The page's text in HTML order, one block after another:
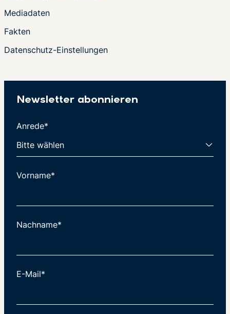
Mediadaten
Fakten
Datenschutz-Einstellungen
Newsletter abonnieren
Anrede*
Vorname*
Nachname*
E-Mail*